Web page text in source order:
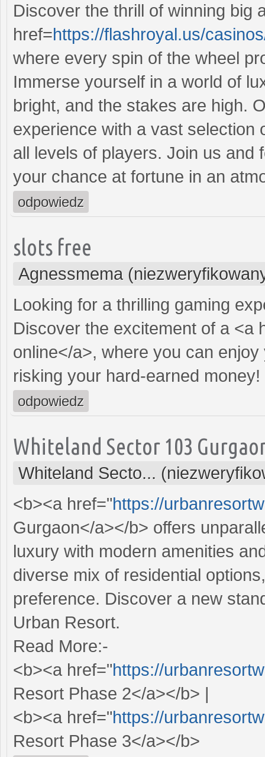
Discover the thrill of winning big
href=https://flashroyal.us/
where every spin of the wheel
Immerse yourself in a world of
bright, and the stakes are high.
experience with a vast selection
all levels of players. Join us and
your chance at fortune in an
odpowiedz
slots free
Agnessmema
Looking for a thrilling gaming
Discover the excitement of a <a
online</a>, where you can
risking your hard-earned money!
odpowiedz
Whiteland Sector 103
Whiteland Secto...
<b><a href="https://
Gurgaon</a></b> offers
luxury with modern amenities
diverse mix of residential
preference. Discover a new
Urban Resort.
Read More:-
<b><a href="https://
Resort Phase 2</a></b> |
<b><a href="https://
Resort Phase 3</a></b>